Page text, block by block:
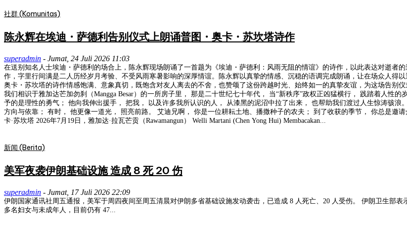
社群 (Komunitas)
陈永辉在埃迪・萨德利告别仪式上朗诵普图・奥卡・苏坎塔诗作
superadmin - Jumat, 24 Juli 2026 11:03
在送别知名人士埃迪・萨德利的场合上，陈永辉现场朗诵了一首题为《埃迪・萨德利：风雨无阻的情谊》的诗作，以此表达对逝
作，字里行间满是二人历经岁月考验、不受风雨寒暑影响的深厚情谊。陈永辉以真挚的情感、沉稳的语调完成朗诵，让在场众人得
奥卡・苏坎塔的诗作情感饱满、意象真切，既饱含对友人离去的不舍，也赞颂了这份跨越时光、始终如一的真挚友谊，为这场告别仪式增添了一份深沉而动人的诗意。 献
我们相识于雅加达芒加勿刹（Mangga Besar）的一所房子里， 那是二十世纪七十年代， 当“新秩序”政权正凶猛横行， 践踏着人性
予的是理性的勇气； 他向我伸出援手， 把我， 以及许多我所认识的人， 从漆黑的泥沼中拉了出来， 也帮助我们渡过人生惊涛骇
方向与依靠； 有时， 他更像一道光， 照亮前路。 艾迪兄啊， 你是一位耕耘土地、播撒种子的农夫； 到了收获的季节， 你总是
卡·苏坎塔 2026年7月19日，雅加达·拉瓦芒贡（Rawamangun） Welli Martani (Chen Yong Hui) Membacakan...
新闻 (Berita)
美军夜袭伊朗基础设施 造成 8 死 20 伤
superadmin - Jumat, 17 Juli 2026 22:09
伊朗国家通讯社周五通报，美军于周四夜间至周五清晨对伊朗多省基础设施发动袭击，已造成 8 人死亡、20 人受伤。 伊朗卫生部表示，本月美军新一轮袭击累计已造成 38 人死亡、超 400 人受伤，遇难及伤者中包含
多名妇女与未成年人，目前仍有 47...